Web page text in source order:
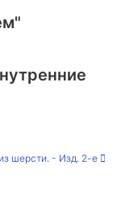
шерсти. - Изд. 2-е